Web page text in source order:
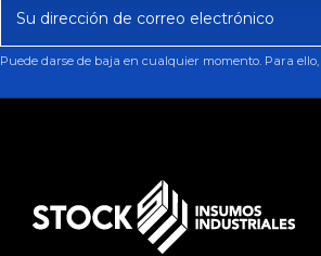
Puede darse de baja en cualquier momento. Para